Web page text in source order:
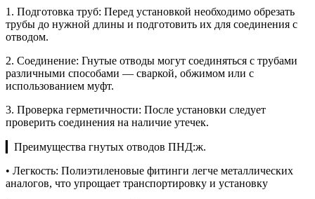
1. Подготовка труб: Перед установкой необходимо обрезать
трубы до нужной длины и подготовить их для соединения с
отводом.
2. Соединение: Гнутые отводы могут соединяться с трубами
различными способами — сваркой, обжимом или с
использованием муфт.
3. Проверка герметичности: После установки следует
проверить соединения на наличие утечек.
▎Преимущества гнутых отводов ПНД:ж.
• Легкость: Полиэтиленовые фитинги легче металлических
аналогов, что упрощает транспортировку и установку